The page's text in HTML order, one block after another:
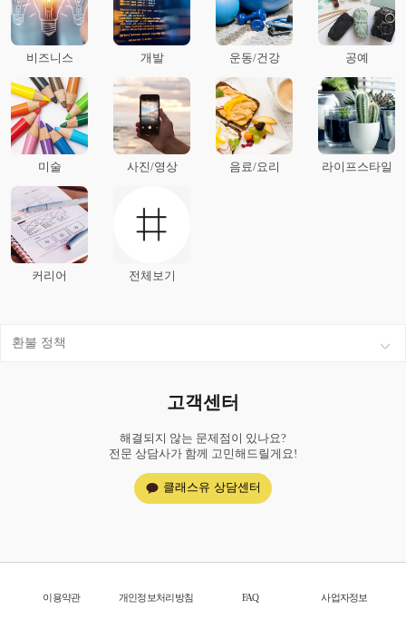
비즈니스 개발 운동/건강 공예
미술 사진/영상 음료/요리 라이프스타일
커리어 전체보기
환불 정책
고객센터
해결되지 않는 문제점이 있나요?
전문 상담사가 함께 고민해드릴게요!
클래스유 상담센터
이용약관 개인정보처리방침 FAQ 사업자정보